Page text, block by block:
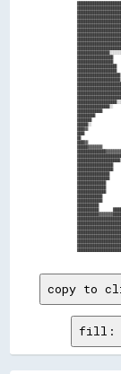
██████████████
██████████
████████
██████░░
████▓▓
████
██
████▓▓
██████▓▓▓▓▓▓▓▓
████████████████
████████████████
██████████████
██████████████
████████████
████████████
copy to
fill: